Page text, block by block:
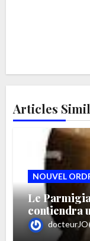
Articles
NOUVEL
Le
contiendra
docteurJO